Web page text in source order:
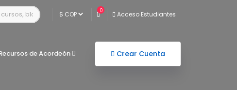
0 Acceso Estudiantes
de Acordeón Crear Cuenta